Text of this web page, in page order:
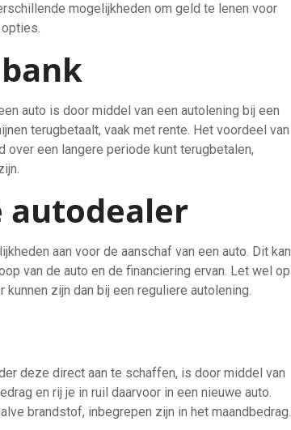
mogelijkheden om geld te lenen voor
auto is door middel van een autolening bij een
terugbetaalt, vaak met rente. Het voordeel van
een langere periode kunt terugbetalen,
autodealer
aan voor de aanschaf van een auto. Dit kan
van de auto en de financiering ervan. Let wel op
zijn dan bij een reguliere autolening.
deze direct aan te schaffen, is door middel van
en rij je in ruil daarvoor in een nieuwe auto.
brandstof, inbegrepen zijn in het maandbedrag.